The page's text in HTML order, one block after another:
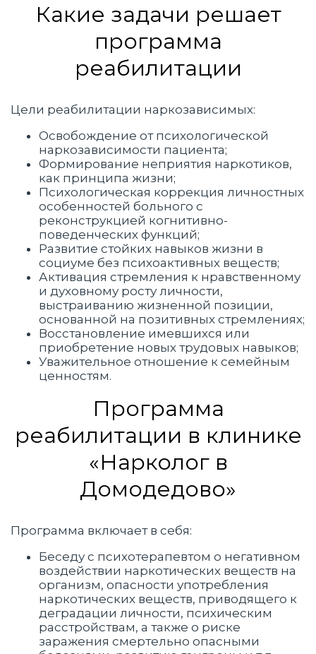
Какие задачи решает
программа
реабилитации
Цели реабилитации наркозависимых:
Освобождение от психологической
наркозависимости пациента;
Формирование неприятия наркотиков,
как принципа жизни;
Психологическая коррекция личностных
особенностей больного с
реконструкцией когнитивно-
поведенческих функций;
Развитие стойких навыков жизни в
социуме без психоактивных веществ;
Активация стремления к нравственному
и духовному росту личности,
выстраиванию жизненной позиции,
основанной на позитивных стремлениях;
Восстановление имевшихся или
приобретение новых трудовых навыков;
Уважительное отношение к семейным
ценностям.
Программа
реабилитации в клинике
«Нарколог в
Домодедово»
Программа включает в себя:
Беседу с психотерапевтом о негативном
воздействии наркотических веществ на
организм, опасности употребления
наркотических веществ, приводящего к
деградации личности, психическим
расстройствам, а также о риске
заражения смертельно опасными